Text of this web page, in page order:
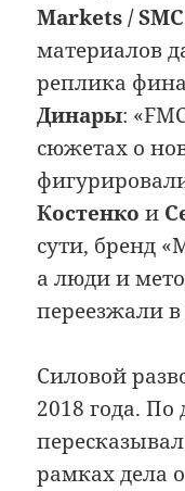
Markets /
материалов
реплика
Динары:
сюжетах о
Костенко и
сути, бренд
а люди и
переезжали
Силовой
2018 года.
рамках дела